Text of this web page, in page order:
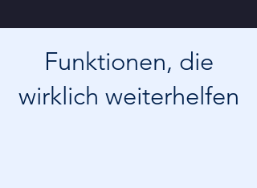
Funktionen, die
wirklich weiterhelfen